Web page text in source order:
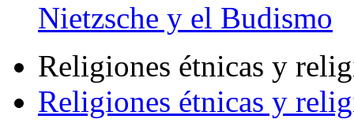
Nietzsche y el Budismo
Religiones étnicas y
Religiones étnicas y